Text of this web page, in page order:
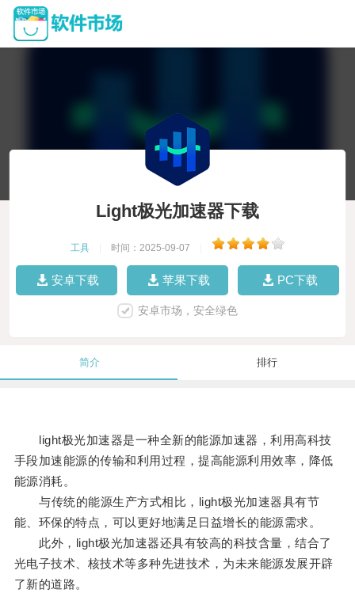
Light极光加速器下载
工具 时间：2025-09-07
安卓下载 苹果下载 PC下载
安卓市场，安全绿色
简介 排行
light极光加速器是一种全新的能源加速器，利用高科技
手段加速能源的传输和利用过程，提高能源利用效率，降低
能源消耗。
与传统的能源生产方式相比，light极光加速器具有节
能、环保的特点，可以更好地满足日益增长的能源需求。
此外，light极光加速器还具有较高的科技含量，结合了
光电子技术、核技术等多种先进技术，为未来能源发展开辟
了新的道路。